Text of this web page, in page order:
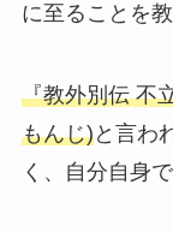
に至ることを教
『教外別伝 不
もんじ)と言わ
く、自分自身